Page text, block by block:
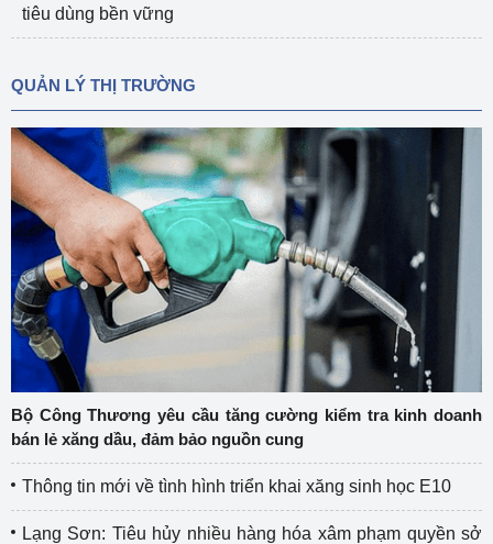
tiêu dùng bền vững
QUẢN LÝ THỊ TRƯỜNG
Bộ Công Thương yêu cầu tăng cường kiểm tra kinh doanh
bán lẻ xăng dầu, đảm bảo nguồn cung
Thông tin mới về tình hình triển khai xăng sinh học E10
Lạng Sơn: Tiêu hủy nhiều hàng hóa xâm phạm quyền sở